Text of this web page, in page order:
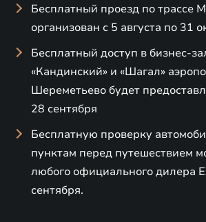
Бесплатный проезд по трассе
организован с 5 августа по 31
Бесплатный доступ в бизнес-
«Кандинский» и «Шагал»
Шереметьево будет
28 сентября
Бесплатную проверку
пунктам перед путешествием
любого официального дилера
сентября.